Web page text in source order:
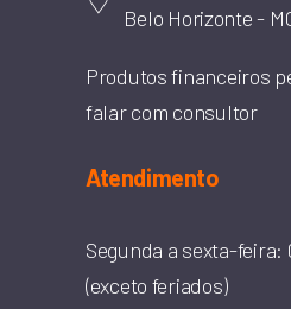
Belo Horizonte -
Produtos financeiros
falar com consultor
Atendimento
Segunda a sexta-feira:
(exceto feriados)